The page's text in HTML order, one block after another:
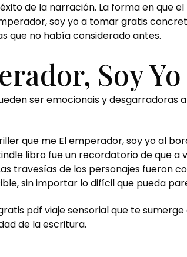
de la narración. La forma en que
soy yo a tomar gratis
que no había considerado antes.
Soy Yo
ser emocionais y desgarradoras
que me El emperador, soy yo al
libro fue un recordatorio de que a
travesías de los personajes fueron
sin importar lo difícil que pueda
pdf viaje sensorial que te
de la escritura.